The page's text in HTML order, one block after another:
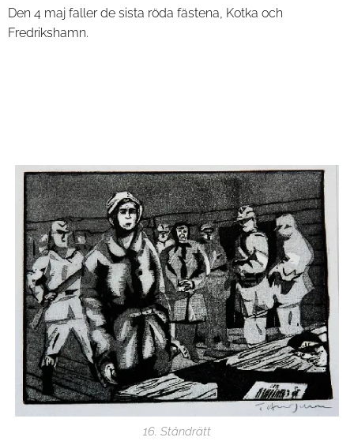
Den 4 maj faller de sista röda fästena, Kotka och
Fredrikshamn.
16. Ståndrätt